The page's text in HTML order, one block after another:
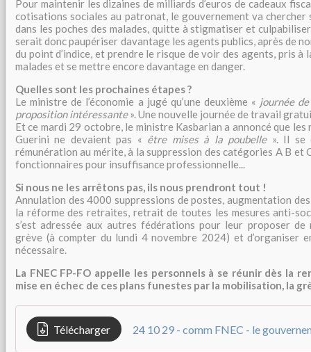
Pour maintenir les dizaines de milliards d’euros de cadeaux
cotisations sociales au patronat, le gouvernement va chercher
dans les poches des malades, quitte à stigmatiser et
serait donc paupériser davantage les agents publics, après de
du point d’indice, et prendre le risque de voir des agents, pris
malades et se mettre encore davantage en danger.
Quelles sont les prochaines étapes ?
Le ministre de l’économie a jugé qu’une deuxième « journée
proposition intéressante». Une nouvelle journée de travail
Et ce mardi 29 octobre, le ministre Kasbarian a annoncé que les
Guerini ne devaient pas « être mises à la poubelle ». Il se
rémunération au mérite, à la suppression des catégories A B et
fonctionnaires pour insuffisance professionnelle...
Si nous ne les arrêtons pas, ils nous prendront tout !
Annulation des 4000 suppressions de postes, augmentation
la réforme des retraites, retrait de toutes les mesures anti-
s’est adressée aux autres fédérations pour leur proposer
grève (à compter du lundi 4 novembre 2024) et d’organiser
nécessaire.
La FNEC FP-FO appelle les personnels à se réunir dès la
mise en échec de ces plans funestes par la mobilisation, la
Télécharger